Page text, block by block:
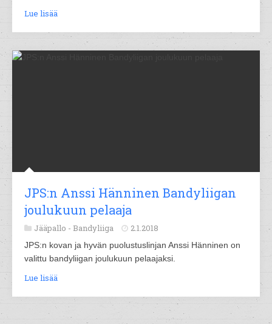
Lue lisää
JPS:n Anssi Hänninen Bandyliigan
joulukuun pelaaja
Jääpallo - Bandyliiga 2.1.2018
JPS:n kovan ja hyvän puolustuslinjan Anssi Hänninen on
valittu bandyliigan joulukuun pelaajaksi.
Lue lisää